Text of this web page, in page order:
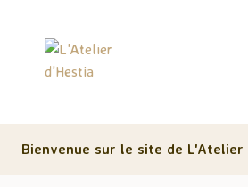
contenu
Bienvenue sur le site de L'Atelier